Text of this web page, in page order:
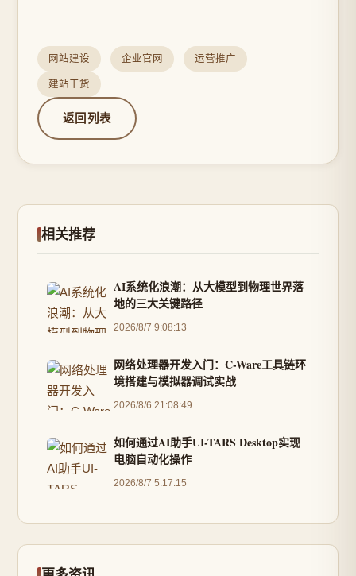
网站建设 企业官网 运营推广
建站干货
返回列表
相关推荐
AI系统化浪潮：从大模型到物理世界落
地的三大关键路径
2026/8/7 9:08:13
网络处理器开发入门：C-Ware工具链环
境搭建与模拟器调试实战
2026/8/6 21:08:49
如何通过AI助手UI-TARS Desktop实现
电脑自动化操作
2026/8/7 5:17:15